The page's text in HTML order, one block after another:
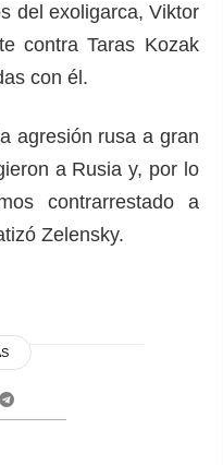
del exoligarca, Viktor
contra Taras Kozak
con él.
agresión rusa a gran
a Rusia y, por lo
contrarrestado a
Zelensky.